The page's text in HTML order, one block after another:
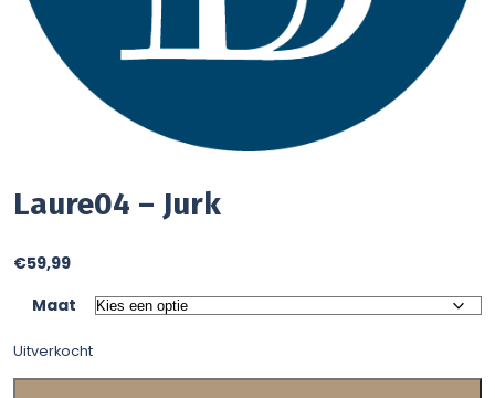
Laure04 – Jurk
€59,99
Maat
Uitverkocht